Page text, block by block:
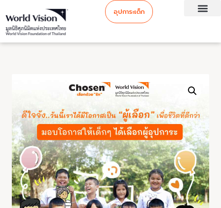
อุปการะเด็ก